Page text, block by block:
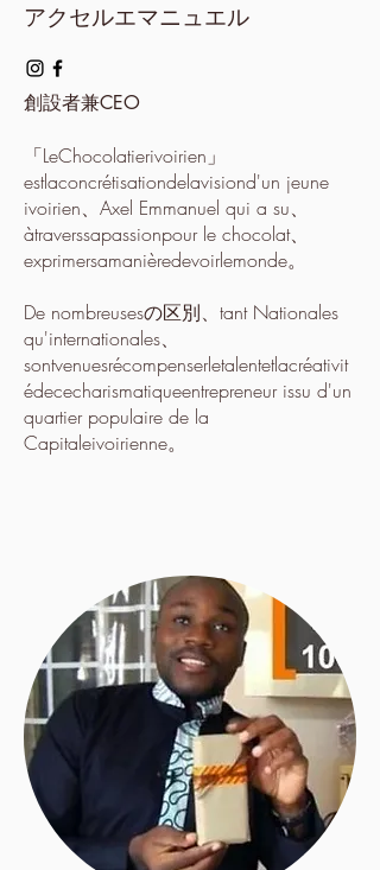
アクセルエマニュエル
創設者兼CEO
「LeChocolatierivoirien」
estlaconcrétisationdelavisiond'un jeune
ivoirien、Axel Emmanuel qui a su、
àtraverssapassionpour le chocolat、
exprimersamanièredevoirlemonde。
De nombreusesの区別、tant Nationales
qu'internationales、
sontvenuesrécompenserletalentetlacréativit
édececharismatiqueentrepreneur issu d'un
quartier populaire de la
Capitaleivoirienne。